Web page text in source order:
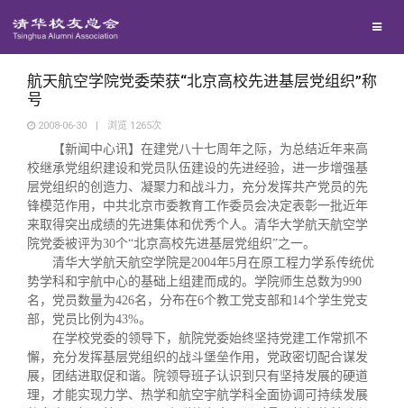
地区联络
年级联络
院系校友工作
专业委员会
兴趣群体
西南联大校友会
回馈母校
捐赠项目
捐赠新闻
捐赠纪事
捐赠方法
义工计划
媒体平台
《清华校友通讯》
《水木清华》
我要订阅
新媒体平台
百年清华
清华人物
清华故事
青春风采
校友服务
终身学习
信息化服务
校友总会
总会简介
关闭
航天航空学院党委荣获“北京高校先进基层党组织”称
号
2008-06-30 | 浏览 1265次
【新闻中心讯】在建党八十七周年之际，为总结近年来高
校继承党组织建设和党员队伍建设的先进经验，进一步增强基
层党组织的创造力、凝聚力和战斗力，充分发挥共产党员的先
锋模范作用，中共北京市委教育工作委员会决定表彰一批近年
来取得突出成绩的先进集体和优秀个人。清华大学航天航空学
院党委被评为30个“北京高校先进基层党组织”之一。
清华大学航天航空学院是2004年5月在原工程力学系传统优
势学科和宇航中心的基础上组建而成的。学院师生总数为990
名，党员数量为426名，分布在6个教工党支部和 14个学生党支
部，党员比例为43%。
在学校党委的领导下，航院党委始终坚持党建工作常抓不
懈，充分发挥基层党组织的战斗堡垒作用，党政密切配合谋发
展，团结进取促和谐。院领导班子认识到只有坚持发展的硬道
理，才能实现力学、热学和航空宇航学科全面协调可持续发展